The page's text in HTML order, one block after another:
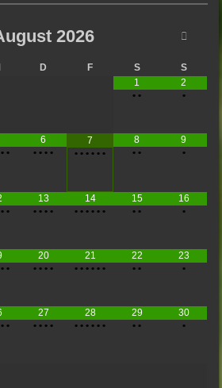
2026
D F S
S
1
••
2
•
• •
6
••••
7
••••••
8
••
9
•
• •
13
••••
14
••••••
15
••
16
•
• •
20
••••
21
••••••
22
••
23
•
• •
27
••••
28
••••••
29
••
30
•